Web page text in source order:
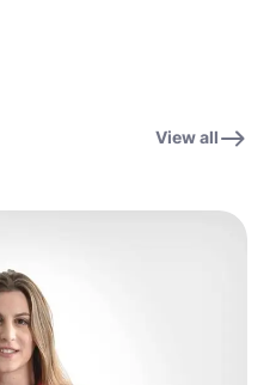
View all